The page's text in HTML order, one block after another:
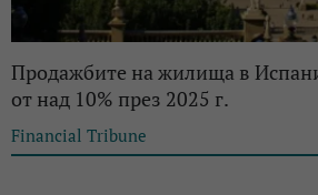
Продажбите на жилища в
от над 10% през 2025 г.
Financial Tribune